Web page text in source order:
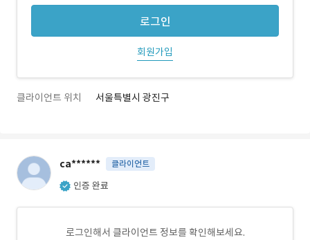
로그인
회원가입
클라이언트 위치 서울특별시 광진구
ca****** 클라이언트
인증 완료
로그인해서 클라이언트 정보를 확인해보세요.